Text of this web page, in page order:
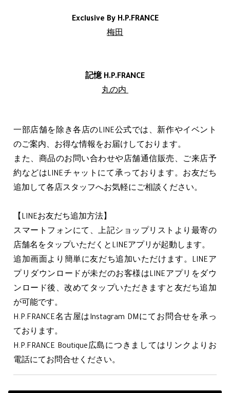
Exclusive By H.P.FRANCE
梅田
記憶 H.P.FRANCE
丸の内
一部店舗を除き各店のLINE公式では、新作やイベント
のご案内、お得な情報をお届けしております。
また、商品のお問い合わせや店舗通信販売、ご来店予
約などはLINEチャットにて承っております。お友だち
追加して各店スタッフへお気軽にご相談ください。
【LINEお友だち追加方法】
スマートフォンにて、上記ショップリストより最寄の
店舗名をタップいただくとLINEアプリが起動します。
追加画面より簡単に友だち追加いただけます。LINEア
プリダウンロードが未だのお客様はLINEアプリをダウ
ンロード後、改めてタップいただきますと友だち追加
が可能です。
H.P.FRANCE名古屋はInstagram DMにてお問合せを承っ
ております。
H.P.FRANCE Boutique広島につきましてはリンクよりお
電話にてお問合せください。